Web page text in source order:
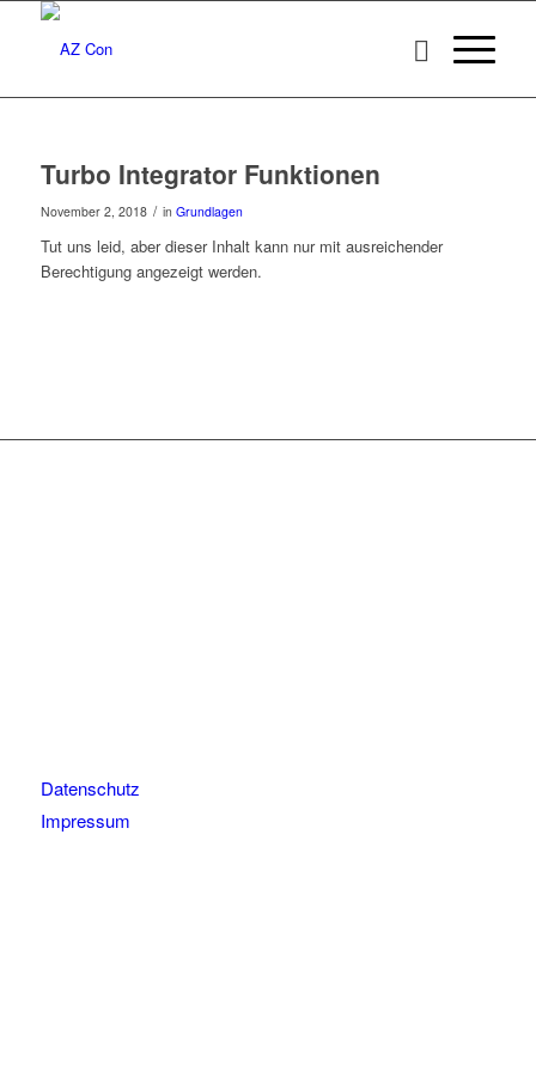
Turbo Integrator Funktionen
November 2, 2018 / in Grundlagen
Tut uns leid, aber dieser Inhalt kann nur mit ausreichender
Berechtigung angezeigt werden.
Datenschutz
Impressum